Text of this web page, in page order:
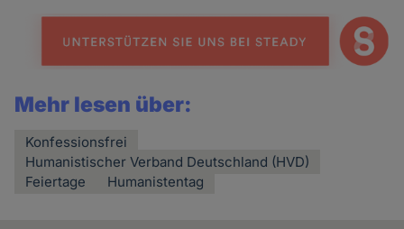
Mehr lesen über:
Konfessionsfrei
Humanistischer Verband Deutschland (HVD)
Feiertage
Humanistentag